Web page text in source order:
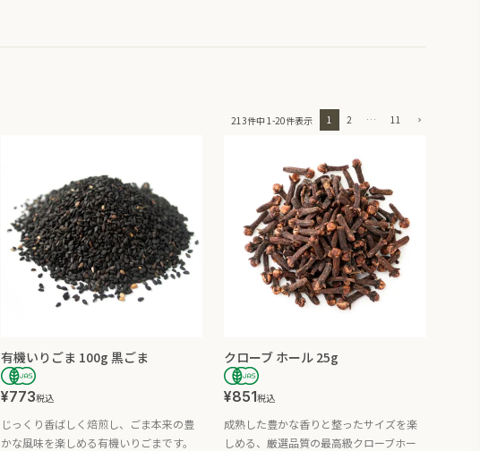
213件中 1 -20件表示 1 2 … 11
有機いりごま 100g 黒ごま
¥773税込
じっくり香ばしく焙煎し、ごま本来の豊
かな風味を楽しめる有機いりごまです。
クローブ ホール 25g
¥851税込
成熟した豊かな香りと整ったサイズを楽
しめる、厳選品質の最高級クローブホー